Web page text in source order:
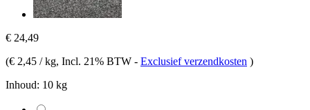
€ 24,49
(€ 2,45 / kg, Incl. 21% BTW - Exclusief verzendkosten )
Inhoud: 10 kg